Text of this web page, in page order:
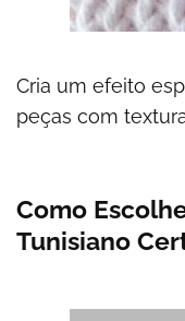
Cria um efeito
peças com
Como
Tunisiano